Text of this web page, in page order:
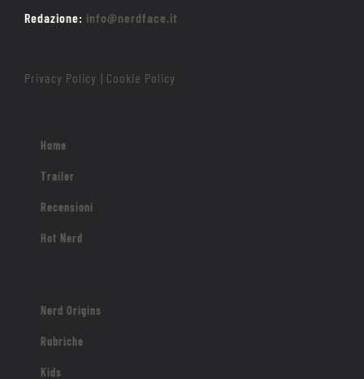
Redazione: info@nerdface.it
Privacy Policy Cookie Policy
Home
Trailer
Recensioni
Hot Nerd
Nerd Origins
Rubriche
Kids